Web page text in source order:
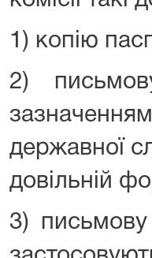
1) копію
2)
державної
довільній
3)